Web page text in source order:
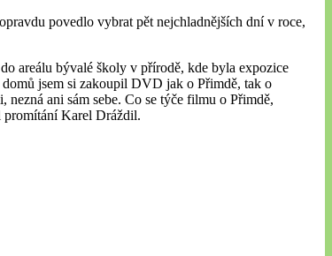
povedlo vybrat pět nejchladnějších dní v roce,
areálu bývalé školy v přírodě, kde byla expozice
jsem si zakoupil DVD jak o Přimdě, tak o
ani sám sebe. Co se týče filmu o Přimdě,
promítání Karel Dráždil.